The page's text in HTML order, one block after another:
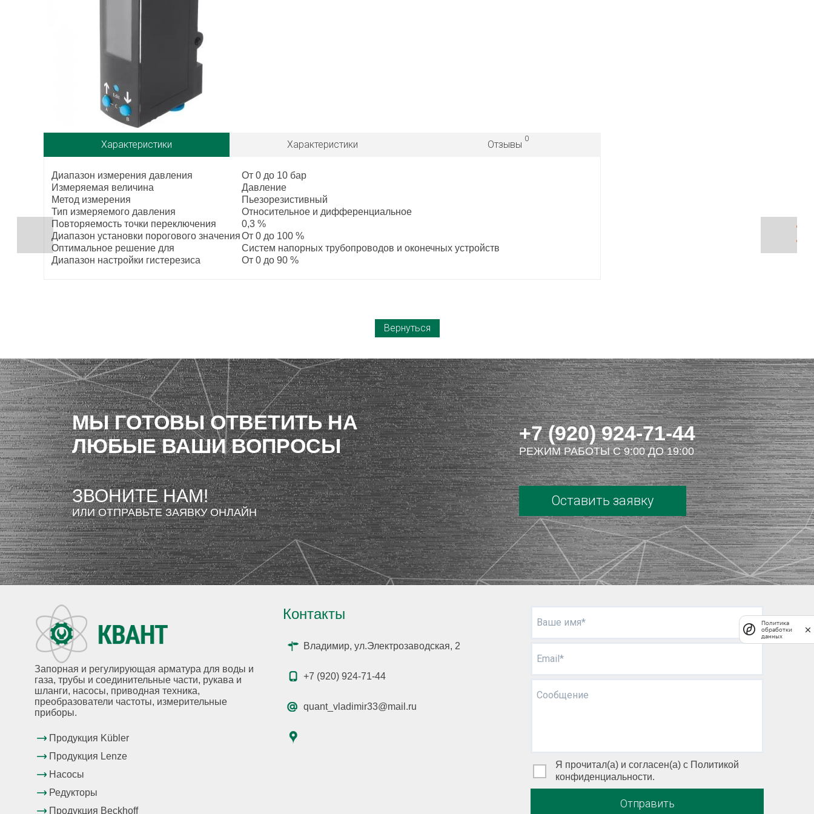
Характеристики Характеристики Отзывы
0
Диапазон измерения давления
От 0 до 10 бар
Измеряемая величина
Давление
Метод измерения
Пьезорезистивный
Тип измеряемого давления
Относительное и дифференциальное
Повторяемость точки переключения
0,3 %
Диапазон установки порогового значенияОт 0 до 100 %
Оптимальное решение для
Систем напорных трубопроводов и оконечных устройств
Диапазон настройки гистерезиса
От 0 до 90 %
Вернуться
МЫ ГОТОВЫ ОТВЕТИТЬ НА
ЛЮБЫЕ ВАШИ ВОПРОСЫ
ЗВОНИТЕ НАМ!
ИЛИ ОТПРАВЬТЕ ЗАЯВКУ ОНЛАЙН
+7 (920) 924-71-44
РЕЖИМ РАБОТЫ С 9:00 ДО 19:00
Оставить заявку
Запорная и регулирующая арматура для воды и
газа, трубы и соединительные части, рукава и
шланги, насосы, приводная техника,
преобразователи частоты, измерительные
приборы.
Продукция Kübler
Продукция Lenze
Насосы
Редукторы
Продукция Beckhoff
Контакты
Владимир, ул.Электрозаводская, 2
+7 (920) 924-71-44
quant_vladimir33@mail.ru
Ваше имя*
Email*
Сообщение
Я прочитал(а) и согласен(а) с Политикой
конфиденциальности.
Отправить
Политика
обработки
данных